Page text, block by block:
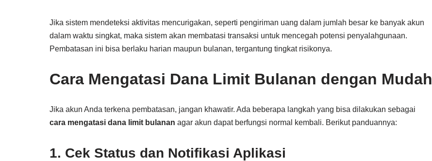
Jika sistem mendeteksi aktivitas mencurigakan, seperti pengiriman uang dalam jumlah besar ke banyak akun
dalam waktu singkat, maka sistem akan membatasi transaksi untuk mencegah potensi penyalahgunaan.
Pembatasan ini bisa berlaku harian maupun bulanan, tergantung tingkat risikonya.
Cara Mengatasi Dana Limit Bulanan dengan Mudah
Jika akun Anda terkena pembatasan, jangan khawatir. Ada beberapa langkah yang bisa dilakukan sebagai
cara mengatasi dana limit bulanan agar akun dapat berfungsi normal kembali. Berikut panduannya:
1. Cek Status dan Notifikasi Aplikasi